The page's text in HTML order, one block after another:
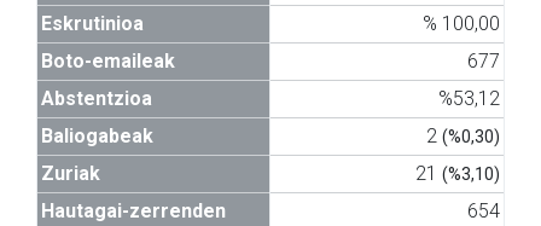
Eskrutinioa
% 100,00
Boto-emaileak
677
Abstentzioa
%53,12
Baliogabeak
2 (%0,30)
Zuriak 21 (%3,10)
Hautagai-zerrenden
654